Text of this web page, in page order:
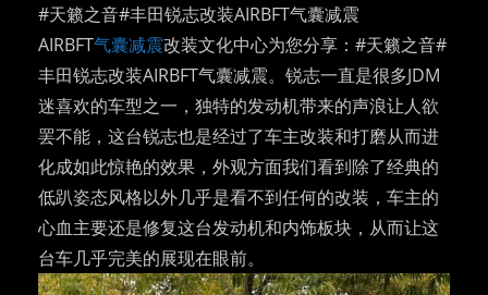
#天籁之音#丰田锐志改装AIRBFT气囊减震
AIRBFT气囊减震改装文化中心为您分享：#天籁之音#
丰田锐志改装AIRBFT气囊减震。锐志一直是很多JDM
迷喜欢的车型之一，独特的发动机带来的声浪让人欲
罢不能，这台锐志也是经过了车主改装和打磨从而进
化成如此惊艳的效果，外观方面我们看到除了经典的
低趴姿态风格以外几乎是看不到任何的改装，车主的
心血主要还是修复这台发动机和内饰板块，从而让这
台车几乎完美的展现在眼前。